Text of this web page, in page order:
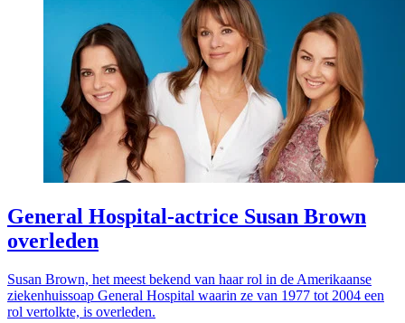
General Hospital-actrice Susan Brown
overleden
Susan Brown, het meest bekend van haar rol in de Amerikaanse
ziekenhuissoap General Hospital waarin ze van 1977 tot 2004 een
rol vertolkte, is overleden.